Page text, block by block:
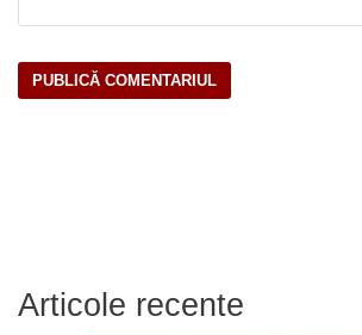
Articole recente